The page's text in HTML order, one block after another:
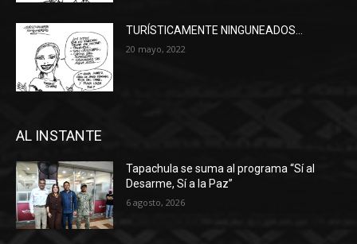
TURÍSTICAMENTE NINGUNEADOS…
20 mayo, 2022
AL INSTANTE
Tapachula se suma al programa “Sí al
Desarme, Sí a la Paz”
6 agosto, 2026